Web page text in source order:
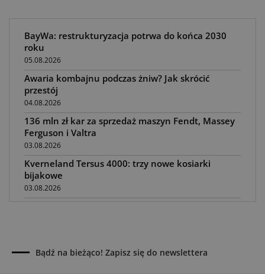
BayWa: restrukturyzacja potrwa do końca 2030
roku
05.08.2026
Awaria kombajnu podczas żniw? Jak skrócić
przestój
04.08.2026
136 mln zł kar za sprzedaż maszyn Fendt, Massey
Ferguson i Valtra
03.08.2026
Kverneland Tersus 4000: trzy nowe kosiarki
bijakowe
03.08.2026
01.08.2026
Bądź na bieżąco! Zapisz się do newslettera